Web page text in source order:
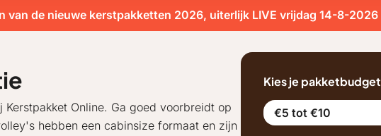
van de nieuwe kerstpakketten 2026, uiterlijk LIVE vrijdag 14-8-2026
Online. Ga goed voorbreidt op
hebben een cabinsize formaat en zijn
Kies je pakketbudget
€5 tot €10